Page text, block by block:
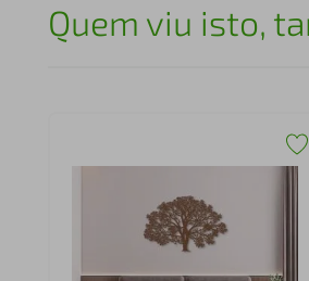
Quem viu isto,